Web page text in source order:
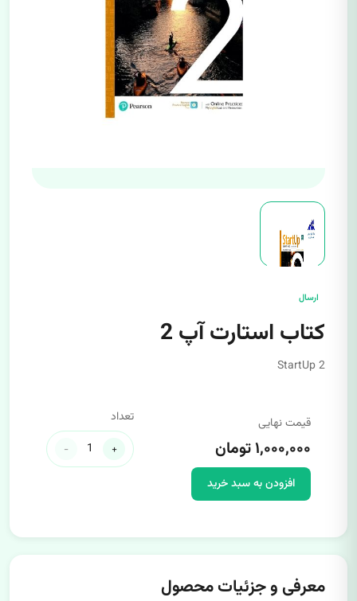
ارسال
کتاب استارت آپ 2
StartUp 2
قیمت نهایی
۱,۰۰۰,۰۰۰ تومان
تعداد
+
-
افزودن به سبد خرید
معرفی و جزئیات محصول